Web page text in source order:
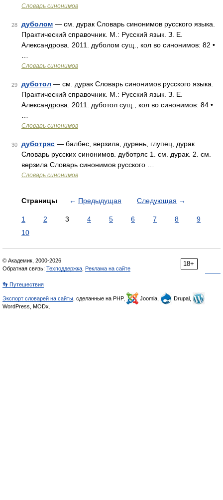
Словарь синонимов
28 дуболом — см. дурак Словарь синонимов русского языка.
Практический справочник. М.: Русский язык. З. Е.
Александрова. 2011. дуболом сущ., кол во синонимов: 82 •
Словарь синонимов
29 дуботол — см. дурак Словарь синонимов русского языка.
Практический справочник. М.: Русский язык. З. Е.
Александрова. 2011. дуботол сущ., кол во синонимов: 84 •
Словарь синонимов
30 дуботряс — балбес, верзила, дурень, глупец, дурак
Словарь русских синонимов. дуботряс 1. см. дурак. 2. см.
верзила Словарь синонимов русского …
Словарь синонимов
Страницы ← Предыдущая Следующая →
1 2 3 4 5 6 7 8
9
10
18+
© Академик, 2000-2026
Обратная связь: Техподдержка Реклама на сайте
👣 Путешествия
Экспорт словарей на сайты , сделанные на PHP, Joomla,
Drupal,
WordPress, MODx.